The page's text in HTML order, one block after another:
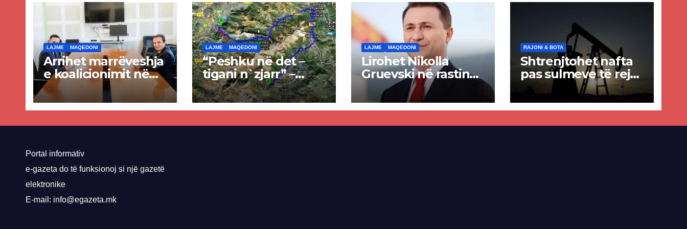
LAJME MAQEDONI
Arrihet marrëveshja
e koalicionimit në
parim mes Kurtit
dhe Abdixhikut
LAJME MAQEDONI
“Peshku në det –
tigani n`zjarr” –
Ende pa u kryer
projekti i tunelit,
komuna e Tetovës
nis punimet për
LAJME MAQEDONI
Lirohet Nikolla
Gruevski në rastin
“Talir 2”, gjykata
rrëzon akuzat për
ndërtimin e
paligjshëm të selisë
RAJONI & BOTA
Shtrenjtohet nafta
pas sulmeve të reja
SHBA–Iran
Portal informativ
e-gazeta do të funksionoj si një gazetë
elektronike
E-mail: info@egazeta.mk